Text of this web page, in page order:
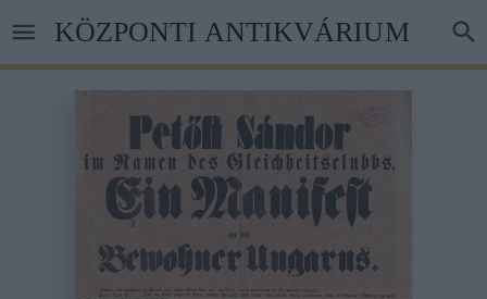
tartalomra
KÖZPONTI ANTIKVÁRIUM